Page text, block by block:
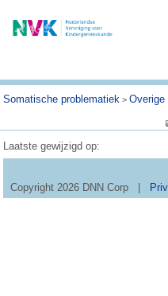
Somatische problematiek >
Laatste gewijzigd op:
Copyright 2026 DNN Corp|